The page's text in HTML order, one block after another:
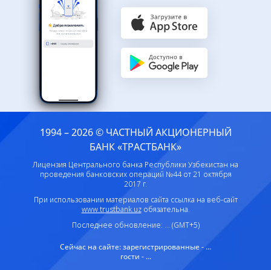
1994 – 2026 © ЧАСТНЫЙ АКЦИОНЕРНЫЙ
БАНК «ТРАСТБАНК»
Лицензия Центрального банка Республики Узбекистан на
проведения банковских операций №44 от 21 октября
2017 г.
При использовании материалов сайта ссылка на веб-сайт
www.trustbank.uzобязательна.
Последнее обновление: ... (GMT+5)
Сейчас на сайте:зарегистрированные - ...
гости - ...